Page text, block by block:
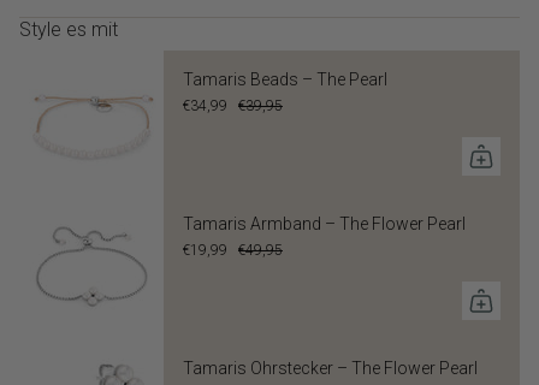
Style es mit
Tamaris Beads – The Pearl
€34,99 €39,95
Tamaris Armband – The Flower Pearl
€19,99 €49,95
Tamaris Ohrstecker – The Flower Pearl